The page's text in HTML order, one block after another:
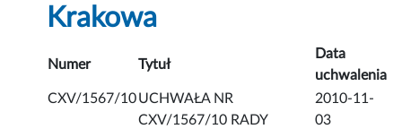
Krakowa
Numer Tytuł
Data
uchwalenia
CXV/1567/10UCHWAŁA NR
CXV/1567/10 RADY
2010-11-
03